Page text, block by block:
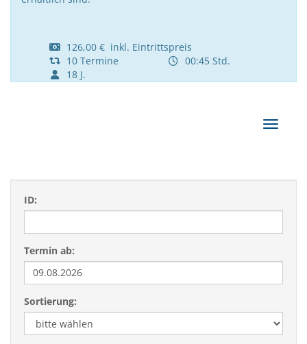
126,00 € inkl. Eintrittspreis
10 Termine
00:45 Std.
18 J.
ID:
Termin ab:
Sortierung: